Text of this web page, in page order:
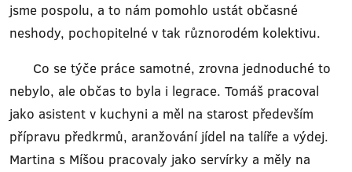
jsme pospolu, a to nám pomohlo ustát občasné
neshody, pochopitelné v tak různorodém kolektivu.
Co se týče práce samotné, zrovna jednoduché to
nebylo, ale občas to byla i legrace. Tomáš pracoval
jako asistent v kuchyni a měl na starost především
přípravu předkrmů, aranžování jídel na talíře a výdej.
Martina s Míšou pracovaly jako servírky a měly na